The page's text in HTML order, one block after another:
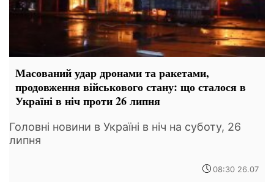
Масований удар дронами та ракетами,
продовження військового стану: що сталося в
Україні в ніч проти 26 липня
Головні новини в Україні в ніч на суботу, 26
липня
08:30 26.07